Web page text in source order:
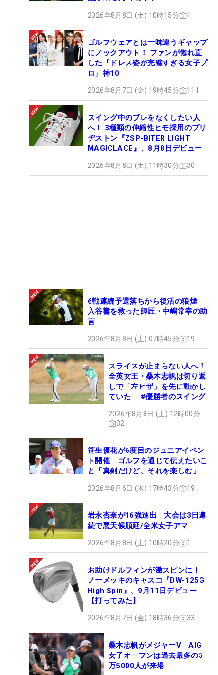
2026年8月8日 (土) 10時15分 1
ゴルフウェアとは一味違うギャップ
にノックアウト！ ファンが惚れ直
した「ドレス姿が完璧すぎる女子プ
ロ」神10
2026年8月7日 (金) 19時45分 111
スイング中のブレをなくしたい人
へ！ 3種類の伸縮性ヒモ採用のブリ
ヂストン『ZSP-BITER LIGHT
MAGICLACE』、8月8日デビュー
2026年8月8日 (土) 11時30分 30
6戦連続予選落ちから復活の狼煙
入谷響を救った師匠・中嶋常幸の助
言
2026年8月8日 (土) 07時45分 19
スライスが止まらない人へ！
全英女王・桑木志帆は切り返
しで「左ヒザ」を先に動かし
ていた #優勝者のスイング
2026年8月8日 (土) 12時00分
32
笹生優花が6度目のジュニアイベン
ト開催 ゴルフを通じて伝えたいこ
と「真剣だけど、それを楽しむ」
2026年8月6日 (木) 17時43分 19
岩永杏奈が16強進出 大会は3日連
続で悪天候順延/全米女子アマ
2026年8月8日 (土) 10時20分 1
お助けドルフィンが激スピンに！
ノーメッキのキャスコ『DW-125G
High Spin』、9月11日デビュー
【打ってみた】
2026年8月7日 (金) 18時36分 33
桑木志帆がメジャーV AIG
女子オープンは過去最多の5
万5000人が来場